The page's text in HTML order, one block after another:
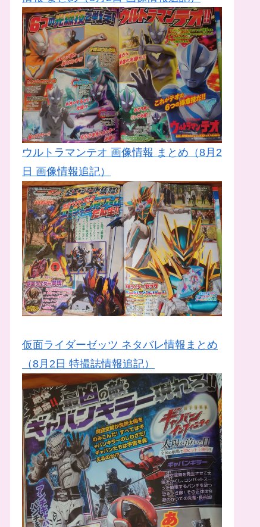
ウルトラマンテオ 画像情報 まとめ（8月2
日 画像情報追記）
仮面ライダーゼッツ ネタバレ情報まとめ
（8月2日 特撮誌情報追記）